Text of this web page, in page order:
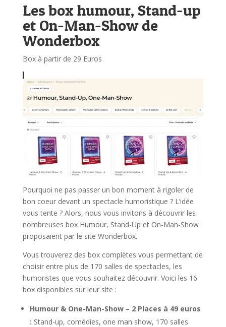
Les box humour, Stand-up
et On-Man-Show de
Wonderbox
Box à partir de 29 Euros
Pourquoi ne pas passer un bon moment à rigoler de
bon coeur devant un spectacle humoristique ? L’idée
vous tente ? Alors, nous vous invitons à découvrir les
nombreuses box Humour, Stand-Up et On-Man-Show
proposaient par le site Wonderbox.
Vous trouverez des box complètes vous permettant de
choisir entre plus de 170 salles de spectacles, les
humoristes que vous souhaitez découvrir. Voici les 16
box disponibles sur leur site :
Humour & One-Man-Show – 2 Places à 49 euros
: Stand-up, comédies, one man show, 170 salles